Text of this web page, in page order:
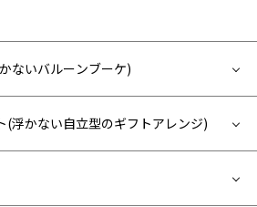
ないバルーンブーケ)
(浮かない自立型のギフトアレンジ)